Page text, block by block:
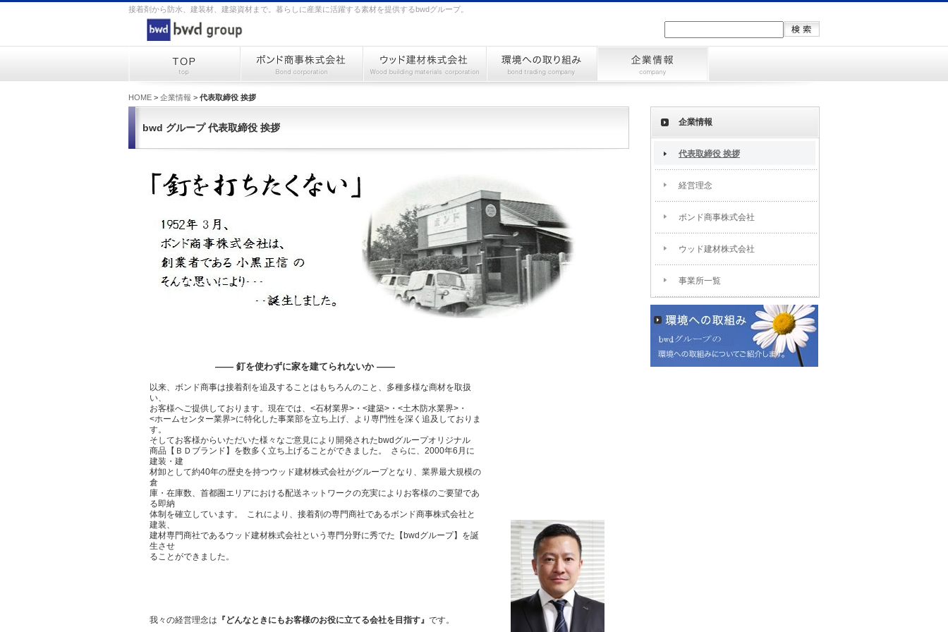
接着剤から防水、建装材、建築資材まで。暮らしに産業に活躍する素材を提供するbwdグループ。
HOME > 企業情報 > 代表取締役 挨拶
bwd グループ 代表取締役 挨拶
—— 釘を使わずに家を建てられないか ——
以来、ボンド商事は接着剤を追及することはもちろんのこと、多種多様な商材を取扱
い、
お客様へご提供しております。現在では、<石材業界>・<建築>・<土木防水業界>・
<ホームセンター業界>に特化した事業部を立ち上げ、より専門性を深く追及しておりま
す。
そしてお客様からいただいた様々なご意見により開発されたbwdグループオリジナル
商品【ＢＤブランド】を数多く立ち上げることができました。 さらに、2000年6月に
建装・建
材卸として約40年の歴史を持つウッド建材株式会社がグループとなり、業界最大規模の
倉
庫・在庫数、首都圏エリアにおける配送ネットワークの充実によりお客様のご要望であ
る即納
体制を確立しています。 これにより、接着剤の専門商社であるボンド商事株式会社と
建装、
建材専門商社であるウッド建材株式会社という専門分野に秀でた【bwdグループ】を誕
生させ
ることができました。
我々の経営理念は 『どんなときにもお客様のお役に立てる会社を目指す』 です。
企業情報
代表取締役 挨拶
経営理念
ボンド商事株式会社
ウッド建材株式会社
事業所一覧